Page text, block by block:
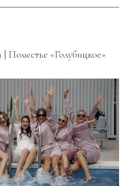
Поместье «Голубицкое»